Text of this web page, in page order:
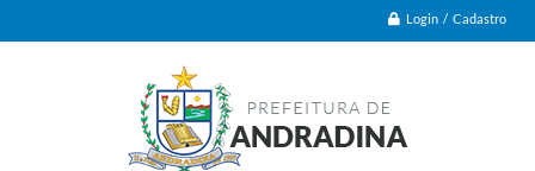
Login / Cadastro